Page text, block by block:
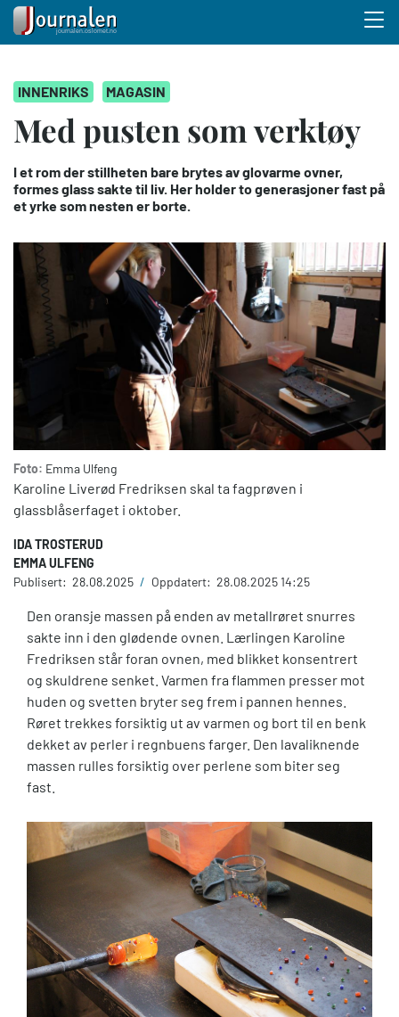
hovedinnhold
INNENRIKS MAGASIN
Med pusten som verktøy
I et rom der stillheten bare brytes av glovarme ovner,
formes glass sakte til liv. Her holder to generasjoner fast på
et yrke som nesten er borte.
Foto: Emma Ulfeng
Karoline Liverød Fredriksen skal ta fagprøven i
glassblåserfaget i oktober.
IDA TROSTERUD
EMMA ULFENG
Publisert: 28.08.2025 / Oppdatert: 28.08.2025 14:25
Den oransje massen på enden av metallrøret snurres
sakte inn i den glødende ovnen. Lærlingen Karoline
Fredriksen står foran ovnen, med blikket konsentrert
og skuldrene senket. Varmen fra flammen presser mot
huden og svetten bryter seg frem i pannen hennes.
Røret trekkes forsiktig ut av varmen og bort til en benk
dekket av perler i regnbuens farger. Den lavaliknende
massen rulles forsiktig over perlene som biter seg
fast.